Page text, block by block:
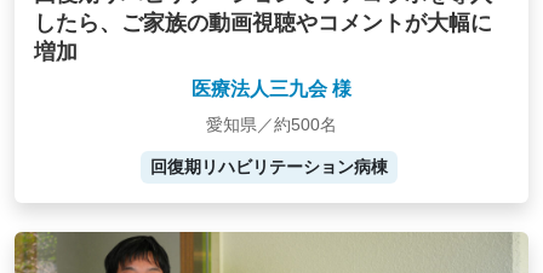
したら、ご家族の動画視聴やコメントが大幅に
増加
医療法人三九会 様
愛知県／約500名
回復期リハビリテーション病棟